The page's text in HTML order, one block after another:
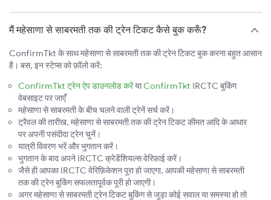
मैं महेसाणा से साबरमती तक की ट्रेन टिकट कैसे बुक करूँ?
ConfirmTkt के साथ महेसाणा से साबरमती तक की ट्रेन टिकट बुक करना बहुत आसान
है। बस, इन स्टेप्स को फ़ॉलो करें:
ConfirmTkt ट्रेन ऐप डाउनलोड करेंयाConfirmTkt IRCTC बुकिंग
वेबसाइट पर जाएँ
महेसाणा से साबरमती के बीच चलने वाली ट्रेनें सर्च करें।
ट्रैवल की तारीख, महेसाणा से साबरमती तक की ट्रेन टिकट कीमत आदि के आधार
पर अपनी पसंदीदा ट्रेन चुनें।
यात्री विवरण भरें और भुगतान करें।
भुगतान के बाद अपने IRCTC क्रेडेंशियल्स वेरिफ़ाई करें।
जैसे ही आपका IRCTC वेरिफ़िकेशन पूरा हो जाएगा, आपकी महेसाणा से साबरमती
तक की ट्रेन बुकिंग सफलतापूर्वक पूरी हो जाएगी।
अगर महेसाणा से साबरमती ट्रेन टिकट बुकिंग से जुड़ा कोई सवाल या समस्या हो तो